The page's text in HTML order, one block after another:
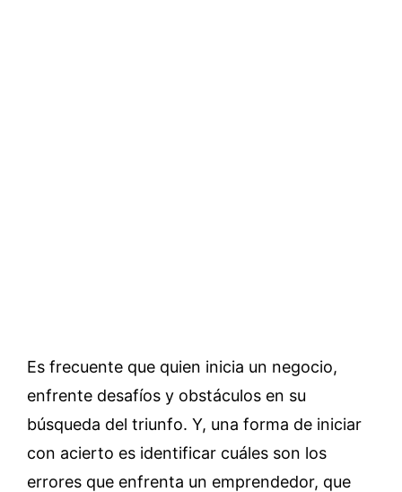
Es frecuente que quien inicia un negocio,
enfrente desafíos y obstáculos en su
búsqueda del triunfo. Y, una forma de iniciar
con acierto es identificar cuáles son los
errores que enfrenta un emprendedor, que